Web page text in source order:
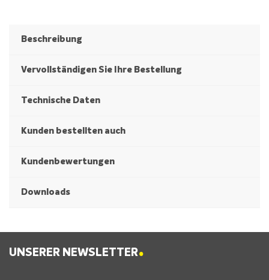
Beschreibung
Vervollständigen Sie Ihre Bestellung
Technische Daten
Kunden bestellten auch
Kundenbewertungen
Downloads
UNSERER NEWSLETTER.